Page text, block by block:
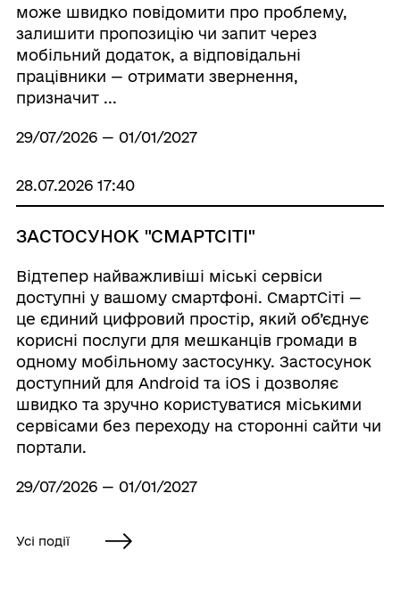
може швидко повідомити про проблему,
залишити пропозицію чи запит через
мобільний додаток, а відповідальні
працівники — отримати звернення,
призначит ...
29/07/2026 — 01/01/2027
28.07.2026 17:40
ЗАСТОСУНОК "СМАРТСІТІ"
Відтепер найважливіші міські сервіси
доступні у вашому смартфоні. СмартСіті —
це єдиний цифровий простір, який об’єднує
корисні послуги для мешканців громади в
одному мобільному застосунку. Застосунок
доступний для Android та iOS і дозволяє
швидко та зручно користуватися міськими
сервісами без переходу на сторонні сайти чи
портали.
29/07/2026 — 01/01/2027
Усі події